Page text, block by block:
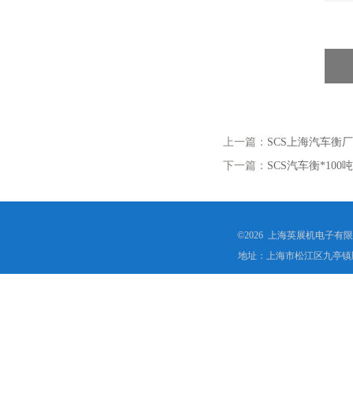
上一篇： SCS上海汽车衡
下一篇： SCS汽车衡*100
©2026 上海英展机电子有
地址：上海市松江区九亭镇